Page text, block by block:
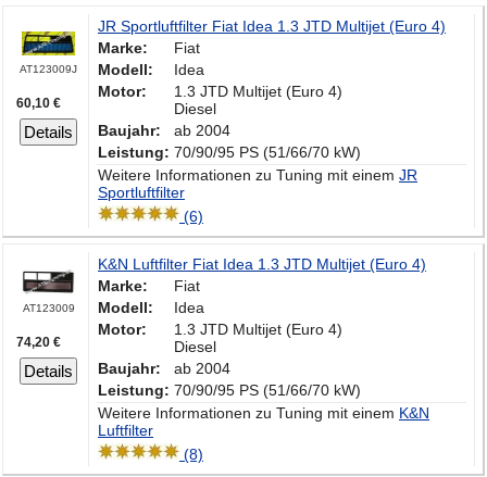
AT123009J
60,10 €
Details
JR Sportluftfilter Fiat Idea 1.3 JTD Multijet (Euro 4)
Marke:
Fiat
Modell:
Idea
Motor:
1.3 JTD Multijet (Euro 4)
Diesel
Baujahr:
ab 2004
Leistung: 70/90/95 PS (51/66/70 kW)
Weitere Informationen zu Tuning mit einem JR
Sportluftfilter
(6)
AT123009
74,20 €
Details
K&N Luftfilter Fiat Idea 1.3 JTD Multijet (Euro 4)
Marke:
Fiat
Modell:
Idea
Motor:
1.3 JTD Multijet (Euro 4)
Diesel
Baujahr:
ab 2004
Leistung: 70/90/95 PS (51/66/70 kW)
Weitere Informationen zu Tuning mit einem K&N
Luftfilter
(8)